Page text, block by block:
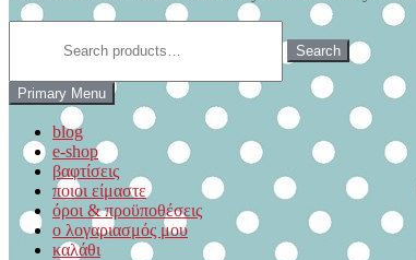
Search
Primary Menu
blog
e-shop
βαφτίσεις
ποιοι είμαστε
όροι & προϋποθέσεις
ο λογαριασμός μου
καλάθι